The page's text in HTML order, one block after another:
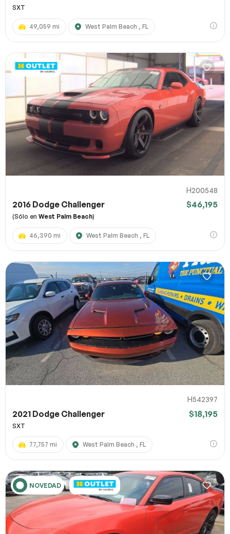
SXT
49,059 mi West Palm Beach , FL
H200548
2016 Dodge Challenger $46,195
(Sólo en West Palm Beach)
46,390 mi West Palm Beach , FL
H542397
2021 Dodge Challenger $18,195
SXT
77,757 mi West Palm Beach , FL
NOVEDAD